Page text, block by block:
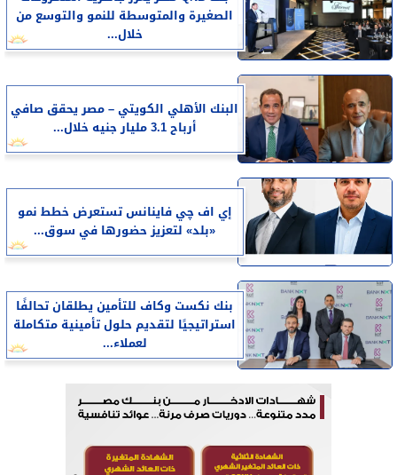
الصغيرة والمتوسطة للنمو والتوسع من
خلال...
البنك الأهلي الكويتي – مصر يحقق صافي
أرباح 3.1 مليار جنيه خلال...
إي اف چي فاينانس تستعرض خطط نمو
«بلد» لتعزيز حضورها في سوق...
بنك نكست وكاف للتأمين يطلقان تحالفًا
استراتيجيًا لتقديم حلول تأمينية متكاملة
لعملاء...